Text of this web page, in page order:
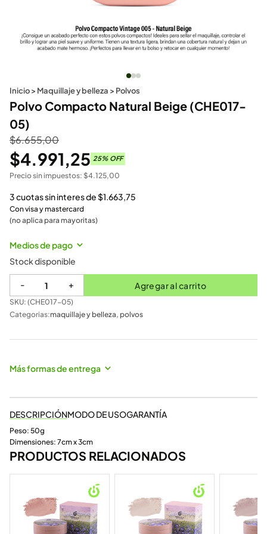
Inicio> Maquillaje y belleza > Polvos
Polvo Compacto Natural Beige (CHE017-
05)
$6.655,00
$4.991,25 25% OFF
Precio sin impuestos: $4.125,00
3 cuotas sin interes de$1.663,75
Con visa y mastercard
(no aplica para mayoritas)
Medios de pago
Stock disponible
- + Agregar al carrito
SKU: (CHE017-05)
Categorias:maquillaje y belleza, polvos
Más formas de entrega
DESCRIPCIÓNMODO DE USOGARANTÍA
Peso: 50g
Dimensiones: 7cm x 3cm
PRODUCTOS RELACIONADOS